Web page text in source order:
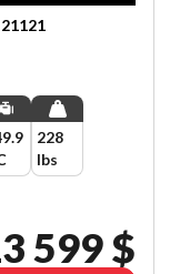
PROFITEZ
PLAN DE
🚨️🔥
21121
228
lbs
599 $